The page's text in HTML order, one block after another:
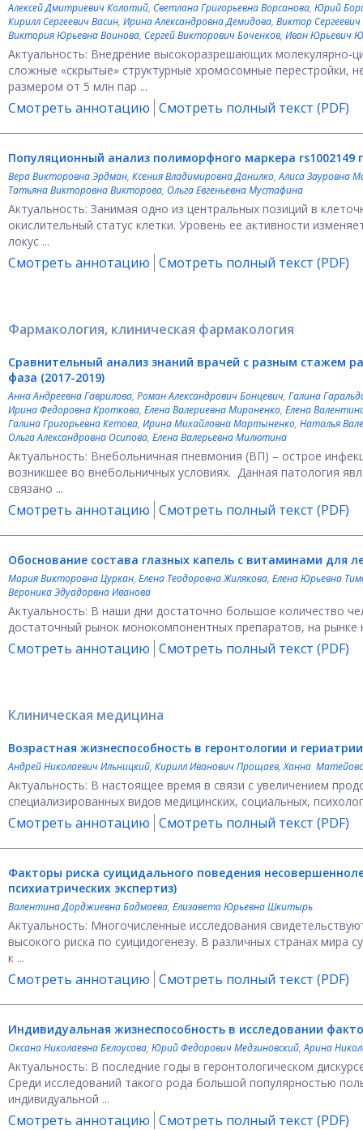
Алексей Дмитриевич Колотий, Светлана Григорьевна Ворсанова, Юрий
Кирилл Сергеевич Васин, Ирина Александровна Демидова, Виктор
Виктория Юрьевна Воинова, Сергей Викторович Боченков, Иван Юрьевич
Актуальность: Внедрение высокоразрешающих молекулярно-
сложные «скрытые» структурные хромосомные перестройки,
размером от 5 млн пар ...
Смотреть аннотацию Смотреть полный текст (PDF)
Популяционный анализ полиморфного маркера rs1002149
Вера Викторовна Эрдман, Ксения Владимировна Данилко,Алиса Зауровна
Татьяна Викторовна Викторова, Ольга Евгеньевна Мустафина
Актуальность: Занимая одно из центральных позиций в
окислительный статус клетки. Уровень ее активности
локус ...
Смотреть аннотацию Смотреть полный текст (PDF)
Фармакология, клиническая фармакология
Сравнительный анализ знаний врачей с разным стажем
фаза (2017-2019)
Анна Андреевна Гаврилова, Роман Александрович Бонцевич, Галина
Ирина Федоровна Кроткова, Елена Валериевна Мироненко, Елена
Галина Григорьевна Кетова, Ирина Михайловна Мартыненко, Наталья
Ольга Александровна Осипова, Елена Валерьевна Милютина
Актуальность: Внебольничная пневмония (ВП) – острое
возникшее во внебольничных условиях. Данная патология
связано ...
Смотреть аннотацию Смотреть полный текст (PDF)
Обоснование состава глазных капель с витаминами для
Мария Викторовна Цуркан, Елена Теодоровна Жилякова, Елена Юрьевна
Вероника Эдуадорвна Иванова
Актуальность: В наши дни достаточно большое количество
достаточный рынок монокомпонентных препаратов, на
Смотреть аннотацию Смотреть полный текст (PDF)
Клиническая медицина
Возрастная жизнеспособность в геронтологии и
Андрей Николаевич Ильницкий, Кирилл Иванович Прощаев,Ханна
Актуальность: В настоящее время в связи с увеличением
специализированных видов медицинских, социальных,
Смотреть аннотацию Смотреть полный текст (PDF)
Факторы риска суицидального поведения
психиатрических экспертиз)
Валентина Дорджиевна Бадмаева, Елизавета Юрьевна Шкитырь
Актуальность: Многочисленные исследования
высокого риска по суицидогенезу. В различных странах
к ...
Смотреть аннотацию Смотреть полный текст (PDF)
Индивидуальная жизнеспособность в исследовании
Оксана Николаевна Белоусова, Юрий Федорович Медзиновский,Арина
Актуальность: В последние годы в геронтологическом
Среди исследований такого рода большой популярностью
индивидуальной ...
Смотреть аннотацию Смотреть полный текст (PDF)